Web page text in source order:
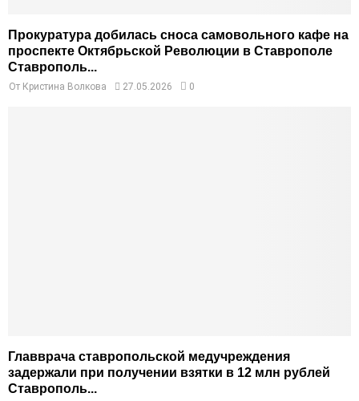
Прокуратура добилась сноса самовольного кафе на
проспекте Октябрьской Революции в Ставрополе
Ставрополь...
От Кристина Волкова 27.05.2026 0
Главврача ставропольской медучреждения
задержали при получении взятки в 12 млн рублей
Ставрополь...